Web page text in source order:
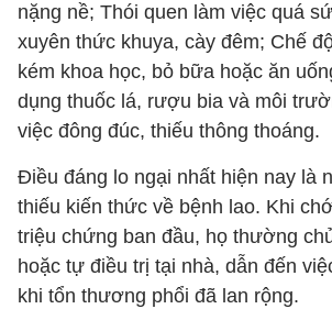
nặng nề; Thói quen làm việc quá
xuyên thức khuya, cày đêm; Chế
kém khoa học, bỏ bữa hoặc ăn
dụng thuốc lá, rượu bia và môi
việc đông đúc, thiếu thông thoáng.
Điều đáng lo ngại nhất hiện nay là
thiếu kiến thức về bệnh lao. Khi
triệu chứng ban đầu, họ thường
hoặc tự điều trị tại nhà, dẫn đến
khi tổn thương phổi đã lan rộng.